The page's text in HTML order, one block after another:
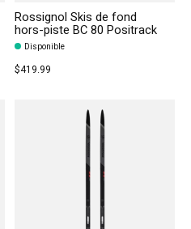
Rossignol Skis de fond
hors-piste BC 80 Positrack
Disponible
$419.99